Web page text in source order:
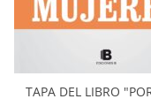
TAPA DEL LIBRO